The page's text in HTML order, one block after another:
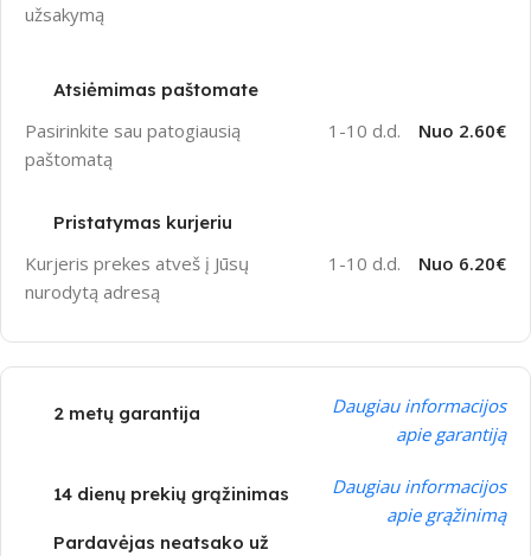
užsakymą
Atsiėmimas paštomate
Pasirinkite sau patogiausią
paštomatą
1-10 d.d. Nuo 2.60€
Pristatymas kurjeriu
Kurjeris prekes atveš į Jūsų
nurodytą adresą
1-10 d.d. Nuo 6.20€
2 metų garantija
Daugiau informacijos
apie garantiją
14 dienų prekių grąžinimas
Daugiau informacijos
apie grąžinimą
Pardavėjas neatsako už